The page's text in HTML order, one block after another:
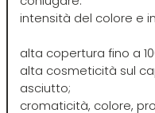
Floid
Four Reasons
GAMMAPIÙ
intensità del colore e
alta copertura fino a
alta cosmeticità sul
asciutto;
cromaticità, colore,